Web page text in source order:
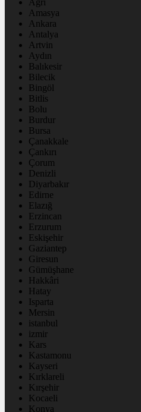
Ağrı
Amasya
Ankara
Antalya
Artvin
Aydın
Balıkesir
Bilecik
Bingöl
Bitlis
Bolu
Burdur
Bursa
Çanakkale
Çankırı
Çorum
Denizli
Diyarbakır
Edirne
Elazığ
Erzincan
Erzurum
Eskişehir
Gaziantep
Giresun
Gümüşhane
Hakkâri
Hatay
Isparta
Mersin
istanbul
izmir
Kars
Kastamonu
Kayseri
Kırklareli
Kırşehir
Kocaeli
Konya